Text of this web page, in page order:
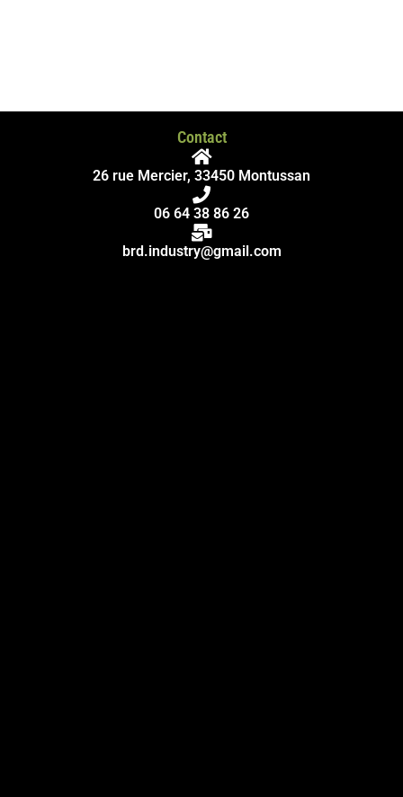
Contact
26 rue Mercier, 33450 Montussan
06 64 38 86 26
brd.industry@gmail.com